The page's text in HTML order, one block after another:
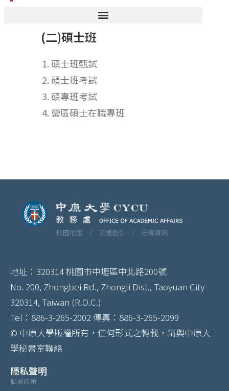
(二)碩士班
碩士班甄試
碩士班考試
碩專班考試
營區碩士在職專班
校園地圖 / 交通指引 / 分機資訊
地址：320314 桃園市中壢區中北路200號
No. 200, Zhongbei Rd., Zhongli Dist., Taoyuan City
320314, Taiwan (R.O.C.)
Tel：886-3-265-2002 傳真：886-3-265-2099
© 中原大學版權所有，任何形式之轉載，請與中原大
學秘書室聯絡
隱私聲明
個資政策